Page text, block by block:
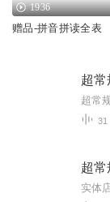
1936
赠品-拼音拼读全表
超常
31
超常